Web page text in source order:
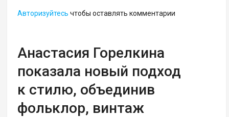
Авторизуйтесь чтобы оставлять комментарии
Анастасия Горелкина
показала новый подход
к стилю, объединив
фольклор, винтаж